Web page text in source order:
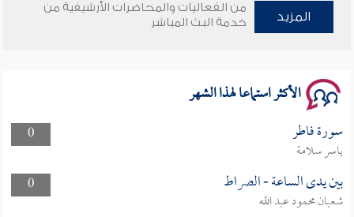
وأمنهم من خوف 9
المزيد
من الفعاليات والمحاضرات الأرشيفية من
خدمة البث المباشر
الأكثر استماعا لهذا الشهر
0 سورة فاطر
ياسر سلامة
0
بين يدى الساعة - الصراط
شعبان محمود عبد الله